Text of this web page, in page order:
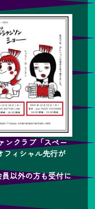
ンクラブ「スペー
フィシャル先行が
以外の方も受付に